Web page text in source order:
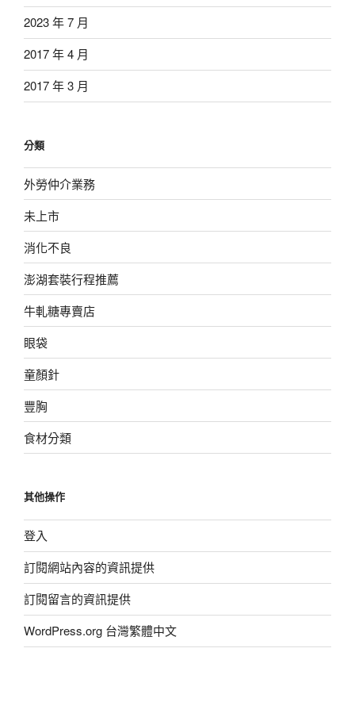
2023 年 7 月
2017 年 4 月
2017 年 3 月
分類
外勞仲介業務
未上市
消化不良
澎湖套裝行程推薦
牛軋糖專賣店
眼袋
童顏針
豐胸
食材分類
其他操作
登入
訂閱網站內容的資訊提供
訂閱留言的資訊提供
WordPress.org 台灣繁體中文